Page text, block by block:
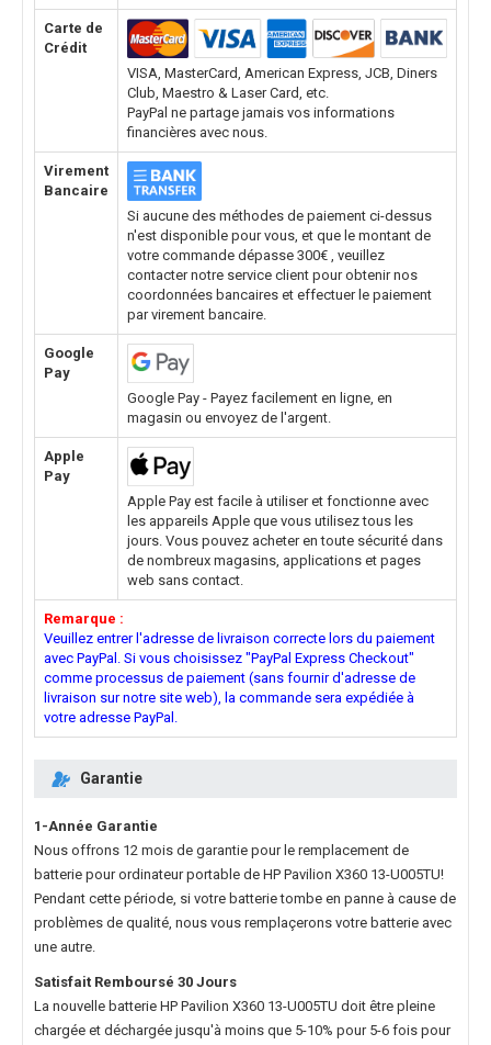
Carte de
Crédit
VISA, MasterCard, American Express, JCB, Diners
Club, Maestro & Laser Card, etc.
PayPal ne partage jamais vos informations
financières avec nous.
Virement
Bancaire
Si aucune des méthodes de paiement ci-dessus
n'est disponible pour vous, et que le montant de
votre commande dépasse 300€ , veuillez
contacter notre service client pour obtenir nos
coordonnées bancaires et effectuer le paiement
par virement bancaire.
Google
Pay
Google Pay - Payez facilement en ligne, en
magasin ou envoyez de l'argent.
Apple
Pay
Apple Pay est facile à utiliser et fonctionne avec
les appareils Apple que vous utilisez tous les
jours. Vous pouvez acheter en toute sécurité dans
de nombreux magasins, applications et pages
web sans contact.
Remarque :
Veuillez entrer l'adresse de livraison correcte lors du paiement
avec PayPal. Si vous choisissez "PayPal Express Checkout"
comme processus de paiement (sans fournir d'adresse de
livraison sur notre site web), la commande sera expédiée à
votre adresse PayPal.
Garantie
1-Année Garantie
Nous offrons 12 mois de garantie pour le remplacement de
batterie pour ordinateur portable de HP Pavilion X360 13-U005TU!
Pendant cette période, si votre batterie tombe en panne à cause de
problèmes de qualité, nous vous remplaçerons votre batterie avec
une autre.
Satisfait Remboursé 30 Jours
La nouvelle batterie HP Pavilion X360 13-U005TU doit être pleine
chargée et déchargée jusqu'à moins que 5-10% pour 5-6 fois pour